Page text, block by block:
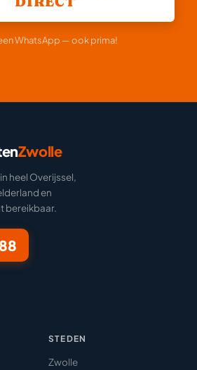
WhatsApp — ook prima!
Zwolle
heel Overijssel,
en
bereikbaar.
STEDEN
Zwolle